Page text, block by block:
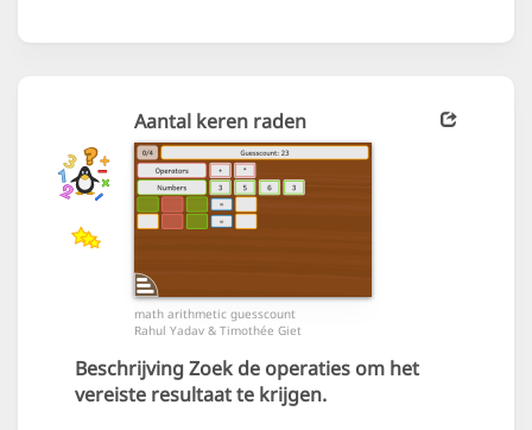
Aantal keren raden
math arithmetic guesscount
Rahul Yadav & Timothée Giet
BeschrijvingZoek de operaties om het
vereiste resultaat te krijgen.